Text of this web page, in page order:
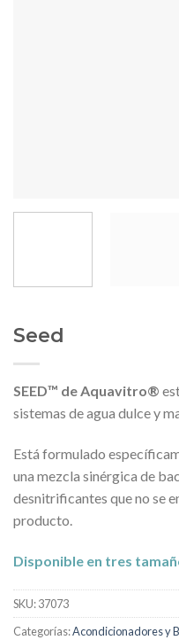
Seed
SEED™ de Aquavitro®
sistemas de agua dulce y
Está formulado
una mezcla sinérgica de
desnitrificantes que no se
producto.
Disponible en tres
SKU:37073
Categorías:Acondicionadores y